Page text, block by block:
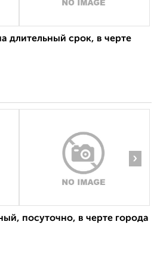
длительный срок, в черте
›
посуточно, в черте города